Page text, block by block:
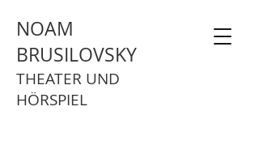
NOAM
BRUSILOVSKY
THEATER UND
HÖRSPIEL